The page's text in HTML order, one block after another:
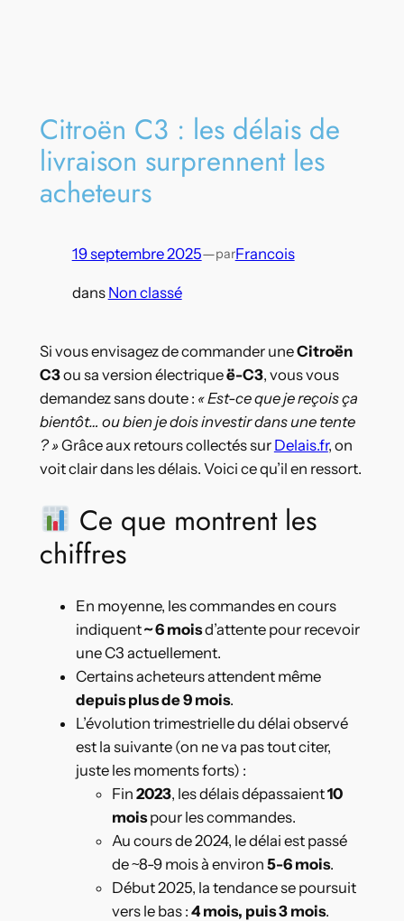
Citroën C3 : les délais de
livraison surprennent les
acheteurs
19 septembre 2025—parFrancois
dans Non classé
Si vous envisagez de commander uneCitroën
C3ou sa version électriqueë-C3, vous vous
demandez sans doute : « Est-ce que je reçois ça
bientôt… ou bien je dois investir dans une tente
? »Grâce aux retours collectés sur Delais.fr, on
voit clair dans les délais. Voici ce qu’il en ressort.
Ce que montrent les
chiffres
En moyenne, les commandes en cours
indiquent~ 6 moisd’attente pour recevoir
une C3 actuellement.
Certains acheteurs attendent même
depuis plus de 9 mois.
L’évolution trimestrielle du délai observé
est la suivante (on ne va pas tout citer,
juste les moments forts) :
Fin 2023, les délais dépassaient10
moispour les commandes.
Au cours de 2024, le délai est passé
de ~8-9 mois à environ 5-6 mois.
Début 2025, la tendance se poursuit
vers le bas : 4 mois, puis 3 mois.